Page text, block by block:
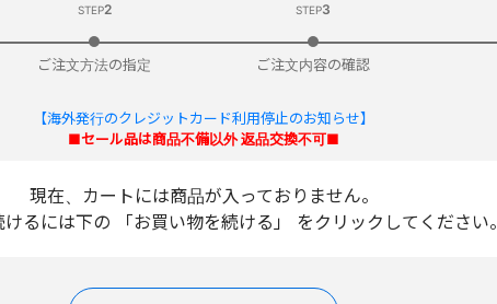
STEP2
ご注文方法の指定
STEP3
ご注文内容の確認
【海外発行のクレジットカード利用停止のお知らせ】
■セール品は商品不備以外 返品交換不可■
現在、カートには商品が入っておりません。
るには下の 「お買い物を続ける」 をクリックしてください。